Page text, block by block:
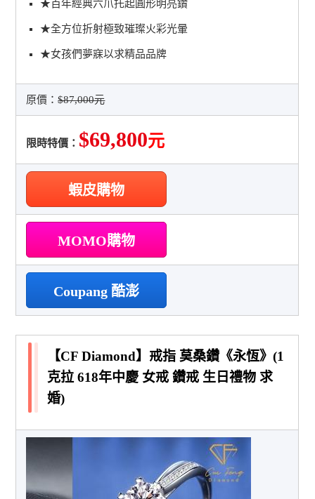
★百年經典六爪托起圓形明亮鑽
★全方位折射極致璀璨火彩光暈
★女孩們夢寐以求精品品牌
原價：$87,000元
限時特價： $69,800元
蝦皮購物
MOMO購物
Coupang 酷澎
【CF Diamond】戒指 莫桑鑽《永恆》(1
克拉 618年中慶 女戒 鑽戒 生日禮物 求
婚)